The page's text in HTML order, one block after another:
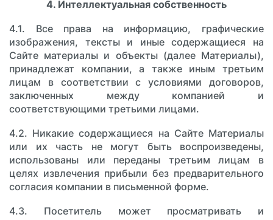
4. Интеллектуальная собственность
4.1. Все права на информацию, графические
изображения, тексты и иные содержащиеся на
Сайте материалы и объекты (далее Материалы),
принадлежат компании, а также иным третьим
лицам в соответствии с условиями договоров,
заключенных между компанией и
соответствующими третьими лицами.
4.2. Никакие содержащиеся на Сайте Материалы
или их часть не могут быть воспроизведены,
использованы или переданы третьим лицам в
целях извлечения прибыли без предварительного
согласия компании в письменной форме.
4.3. Посетитель может просматривать и